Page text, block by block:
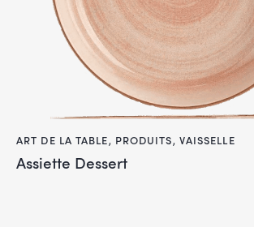
ART DE LA TABLE, PRODUITS, VAISSELLE
Assiette Dessert